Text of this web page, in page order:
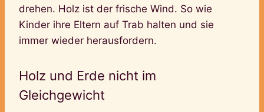
drehen. Holz ist der frische Wind. So wie
Kinder ihre Eltern auf Trab halten und sie
immer wieder herausfordern.
Holz und Erde nicht im
Gleichgewicht